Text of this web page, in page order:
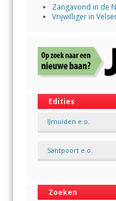
Zangavond in de
Vrijwilliger in
Edities
IJmuiden e.o.
Santpoort e.o.
Zoeken